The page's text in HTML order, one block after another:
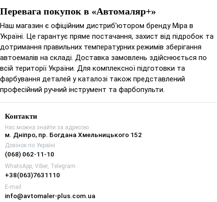
Перевага покупок в «Автомаляр+»
Наш магазин є офіційним дистриб'ютором бренду Mipa в
Україні. Це гарантує пряме постачання, захист від підробок та
дотримання правильних температурних режимів зберігання
автоемалів на складі. Доставка замовлень здійснюється по
всій території України. Для комплексної підготовки та
фарбування деталей у каталозі також представлений
професійний ручний інструмент та фарбопульти.
Контакти
Нас можна знайти за адресою
м. Дніпро, пр. Богдана Хмельницького 152
Дзвінок по Україні
(068) 062-11-10
WhatsApp, Viber, Telegram
+38(063)7631110
E-mail
info@avtomaler-plus.com.ua